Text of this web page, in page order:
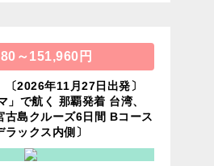
～151,960円
〔2026年11月27日出発〕
」で航く 那覇発着 台湾、
古島クルーズ6日間 Bコース
ラックス内側〕